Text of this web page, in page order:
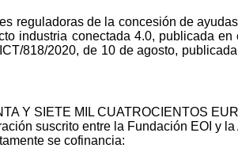
reguladoras de la concesión de
industria conectada 4.0, publicada en
818/2020, de 10 de agosto,
Y SIETE MIL CUATROCIENTOS
suscrito entre la Fundación EOI y
se cofinancia: